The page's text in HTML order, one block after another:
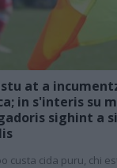
at a
in s'interis su
sighint a
custa cida puru, chi